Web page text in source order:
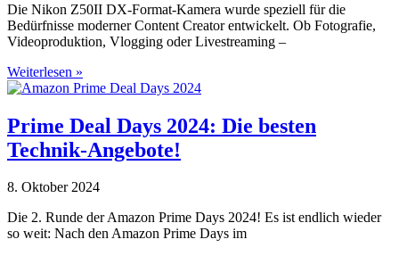
Die Nikon Z50II DX-Format-Kamera wurde speziell für die
Bedürfnisse moderner Content Creator entwickelt. Ob Fotografie,
Videoproduktion, Vlogging oder Livestreaming –
Weiterlesen »
Prime Deal Days 2024: Die besten
Technik-Angebote!
8. Oktober 2024
Die 2. Runde der Amazon Prime Days 2024! Es ist endlich wieder
so weit: Nach den Amazon Prime Days im